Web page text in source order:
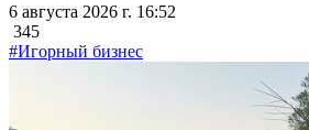
6 августа 2026 г. 16:52
345
#Игорный бизнес